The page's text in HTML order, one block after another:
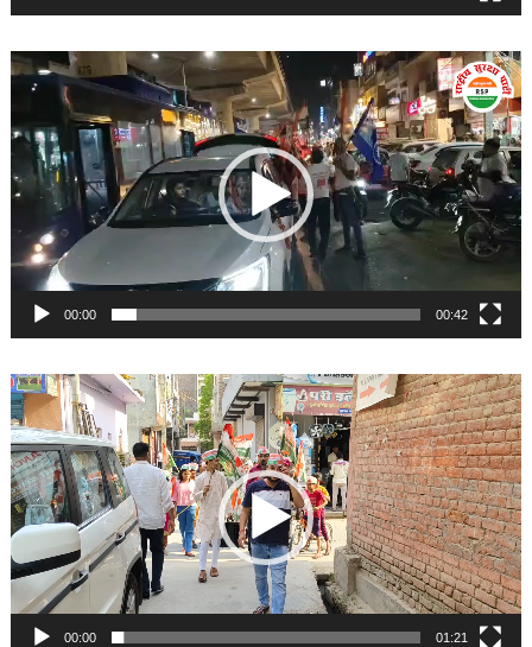
Video
Player
00:00 00:42
Video
Player
00:00 01:21